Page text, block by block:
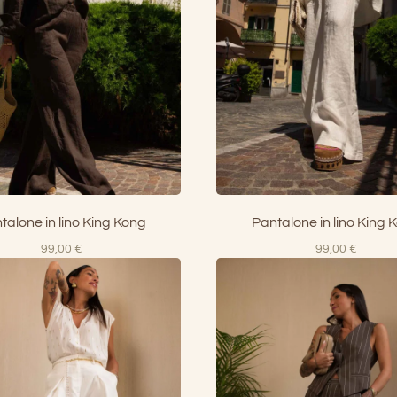
in lino King Kong
99,00 €
Pantalone in lino King
99,00 €